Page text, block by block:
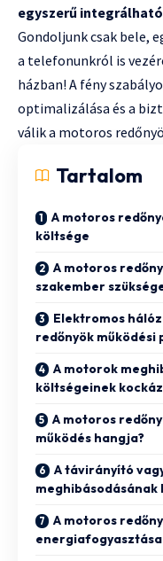
egyszerű
Gondoljunk csak bele,
a telefonunkról is
házban! A fény
optimalizálása és a
válik a motoros
Tartalom
A motoros
költsége
A motoros
szakember
Elektromos
redőnyök működési
A motorok
költségeinek
A motoros
működés hangja?
A távirányító
meghibásodásának
A motoros
energiafogyasztása